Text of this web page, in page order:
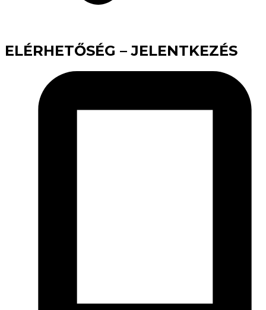
ELÉRHETŐSÉG – JELENTKEZÉS